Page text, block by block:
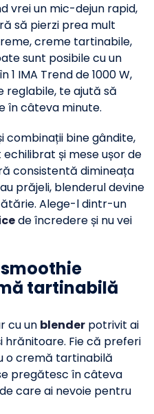
vrei un mic-dejun rapid,
să pierzi prea mult
creme tartinabile,
sunt posibile cu un
1 IMA Trend de 1000 W,
reglabile, te ajută să
în câteva minute.
combinații bine gândite,
și mese ușor de
consistentă dimineața
prăjeli, blenderul devine
Alege-l dintr-un
de încredere și nu vei
tartinabilă
cu un blender potrivit ai
hrănitoare. Fie că preferi
o cremă tartinabilă
pregătesc în câteva
care ai nevoie pentru